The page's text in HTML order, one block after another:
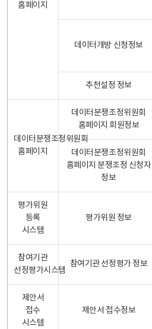
홈페이지
데이터개방 신청정보
추천설정 정보
데이터분쟁조정위원회
홈페이지
데이터분쟁조정위원회
홈페이지 회원정보
데이터분쟁조정위원회
홈페이지 분쟁조정 신청자
정보
평가위원
등록
시스템
평가위원 정보
참여기관
선정평가시스템
참여기관 선정평가 정보
제안서
접수
시스템
제안서 접수정보